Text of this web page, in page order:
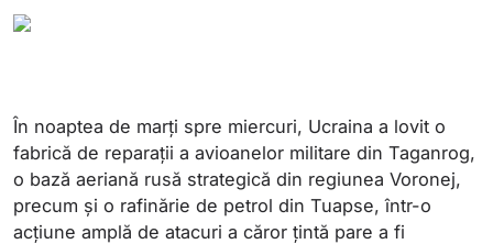
În noaptea de marți spre miercuri, Ucraina a lovit o
fabrică de reparații a avioanelor militare din Taganrog,
o bază aeriană rusă strategică din regiunea Voronej,
precum și o rafinărie de petrol din Tuapse, într-o
acțiune amplă de atacuri a căror țintă pare a fi